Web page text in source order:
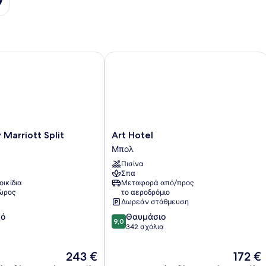
Marriott Split
Η
243 €
Split
Art
Hotel
Μπολ
Art Hotel
Μπολ
Πισίνα
Σπα
Μεταφορά από/προς
το αεροδρόμιο
Δωρεάν στάθμευση
9.0
στα
9,0 Θαυμάσιο
342 σχόλια
Η
172 €
Art Hotel